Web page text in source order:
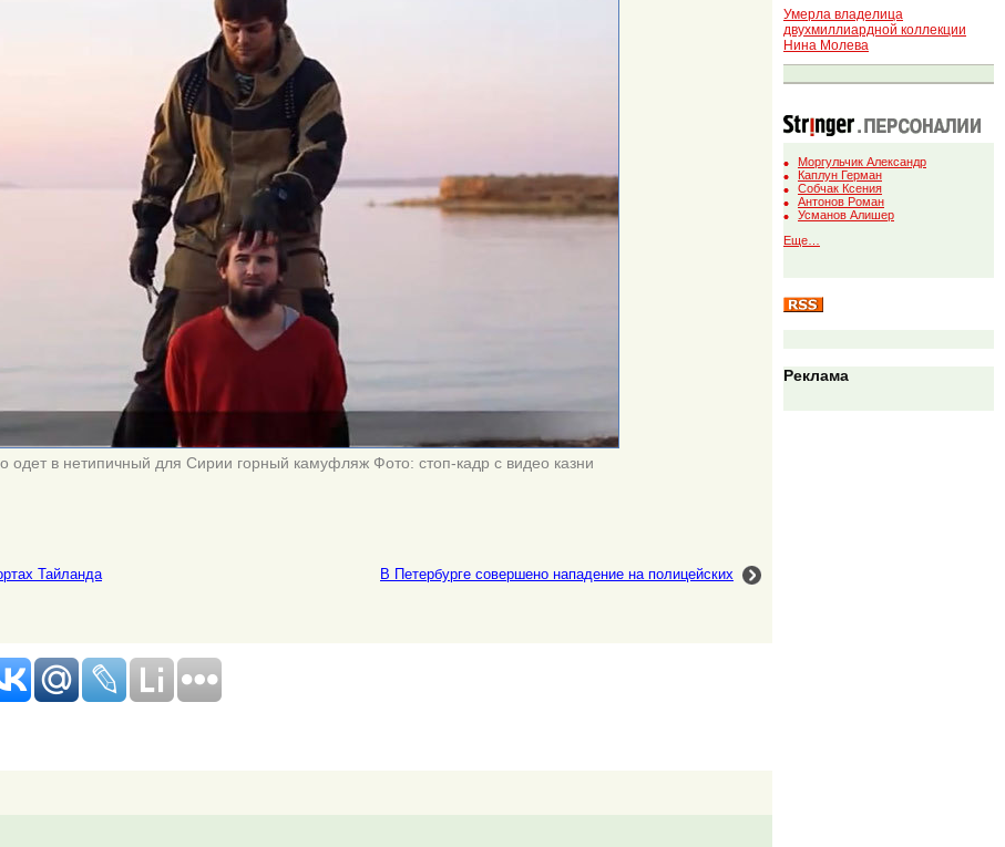
одет в нетипичный для Сирии горный камуфляж Фото: стоп-кадр с видео казни
Тайланда В Петербурге совершено нападение на полицейских
Умерла владелица
двухмиллиардной коллекции
Нина Молева
Моргульчик Александр
Каплун Герман
Собчак Ксения
Антонов Роман
Усманов Алишер
Еще…
Реклама